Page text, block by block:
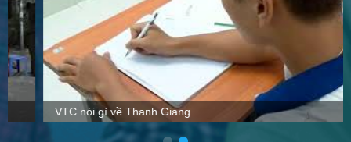
VTC nói gì về Thanh Giang